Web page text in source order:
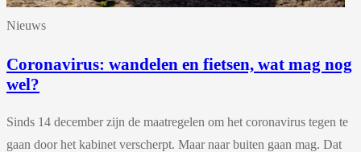
Nieuws
Coronavirus: wandelen en fietsen, wat mag nog
wel?
Sinds 14 december zijn de maatregelen om het coronavirus tegen te
gaan door het kabinet verscherpt. Maar naar buiten gaan mag. Dat